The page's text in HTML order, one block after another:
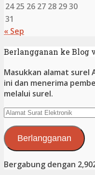
24 25 26 27 28 2930
31
« Sep
Berlangganan ke Blog
Masukkan alamat surel
ini dan menerima
melalui surel.
Alamat
Elektronik
Berlangganan
Bergabung dengan